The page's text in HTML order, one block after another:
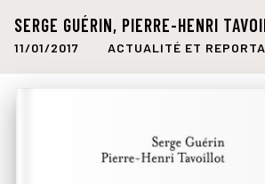
SERGE GUÉRIN, PIERRE-HENRI
11/01/2017 ACTUALITÉ ET